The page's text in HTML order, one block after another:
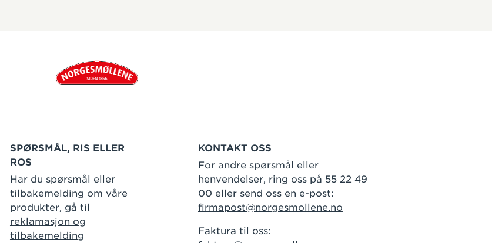
SPØRSMÅL, RIS ELLER
ROS
Har du spørsmål eller
tilbakemelding om våre
produkter, gå til
reklamasjon og
tilbakemelding
KONTAKT OSS
For andre spørsmål eller
henvendelser, ring oss på 55 22 49
00 eller send oss en e-post:
firmapost@norgesmollene.no
Faktura til oss: